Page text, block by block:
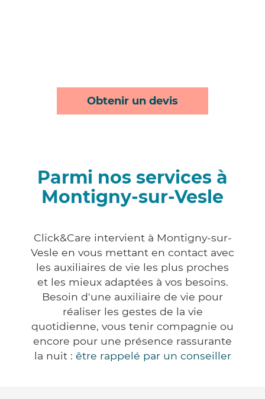
Obtenir un devis
Parmi nos services à
Montigny-sur-Vesle
Click&Care intervient à Montigny-sur-
Vesle en vous mettant en contact avec
les auxiliaires de vie les plus proches
et les mieux adaptées à vos besoins.
Besoin d'une auxiliaire de vie pour
réaliser les gestes de la vie
quotidienne, vous tenir compagnie ou
encore pour une présence rassurante
la nuit : être rappelé par un conseiller